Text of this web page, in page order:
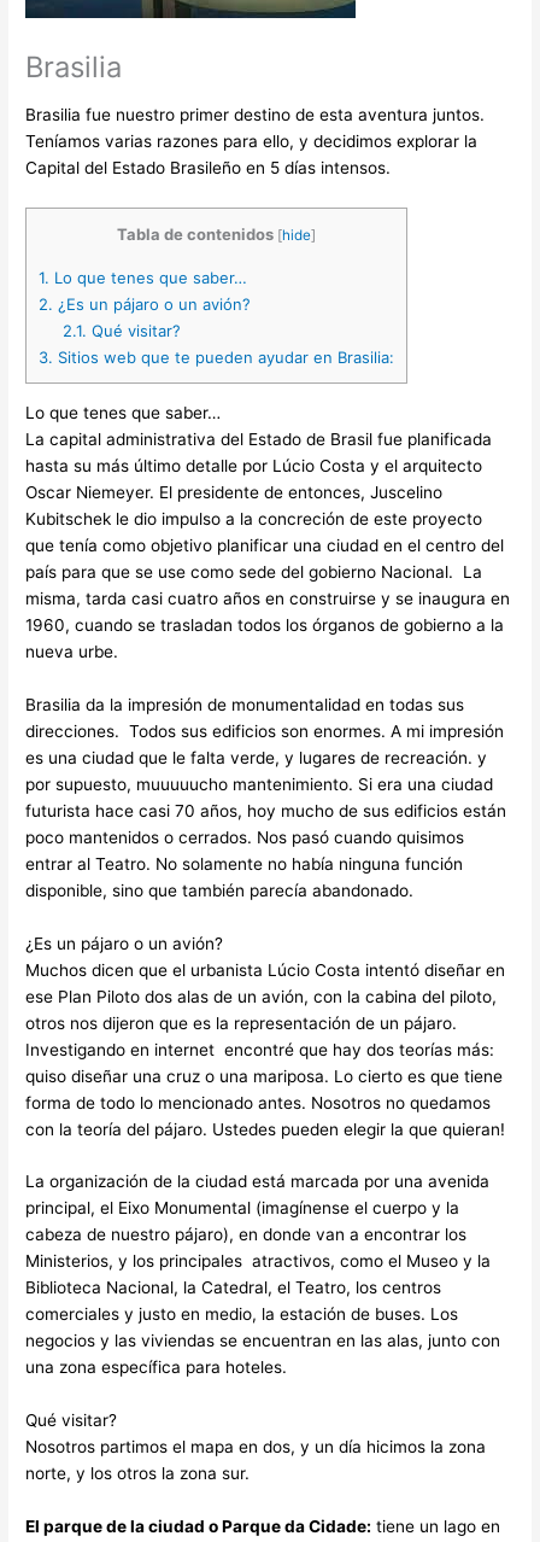
Brasilia
Brasilia fue nuestro primer destino de esta aventura juntos.
Teníamos varias razones para ello, y decidimos explorar la
Capital del Estado Brasileño en 5 días intensos.
Tabla de contenidos [hide]
1. Lo que tenes que saber…
2. ¿Es un pájaro o un avión?
2.1. Qué visitar?
3. Sitios web que te pueden ayudar en Brasilia:
Lo que tenes que saber…
La capital administrativa del Estado de Brasil fue planificada
hasta su más último detalle por Lúcio Costa y el arquitecto
Oscar Niemeyer. El presidente de entonces, Juscelino
Kubitschek le dio impulso a la concreción de este proyecto
que tenía como objetivo planificar una ciudad en el centro del
país para que se use como sede del gobierno Nacional. La
misma, tarda casi cuatro años en construirse y se inaugura en
1960, cuando se trasladan todos los órganos de gobierno a la
nueva urbe.
Brasilia da la impresión de monumentalidad en todas sus
direcciones. Todos sus edificios son enormes. A mi impresión
es una ciudad que le falta verde, y lugares de recreación. y
por supuesto, muuuuucho mantenimiento. Si era una ciudad
futurista hace casi 70 años, hoy mucho de sus edificios están
poco mantenidos o cerrados. Nos pasó cuando quisimos
entrar al Teatro. No solamente no había ninguna función
disponible, sino que también parecía abandonado.
¿Es un pájaro o un avión?
Muchos dicen que el urbanista Lúcio Costa intentó diseñar en
ese Plan Piloto dos alas de un avión, con la cabina del piloto,
otros nos dijeron que es la representación de un pájaro.
Investigando en internet encontré que hay dos teorías más:
quiso diseñar una cruz o una mariposa. Lo cierto es que tiene
forma de todo lo mencionado antes. Nosotros no quedamos
con la teoría del pájaro. Ustedes pueden elegir la que quieran!
La organización de la ciudad está marcada por una avenida
principal, el Eixo Monumental (imagínense el cuerpo y la
cabeza de nuestro pájaro), en donde van a encontrar los
Ministerios, y los principales atractivos, como el Museo y la
Biblioteca Nacional, la Catedral, el Teatro, los centros
comerciales y justo en medio, la estación de buses. Los
negocios y las viviendas se encuentran en las alas, junto con
una zona específica para hoteles.
Qué visitar?
Nosotros partimos el mapa en dos, y un día hicimos la zona
norte, y los otros la zona sur.
El parque de la ciudad o Parque da Cidade: tiene un lago en